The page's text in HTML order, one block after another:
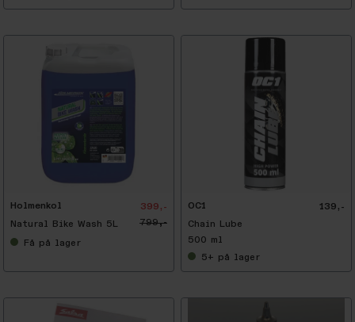
Holmenkol
Natural Bike Wash 5L
399,-
799,-
Få på lager
OC1
Chain Lube
139,-
500 ml
5+ på lager